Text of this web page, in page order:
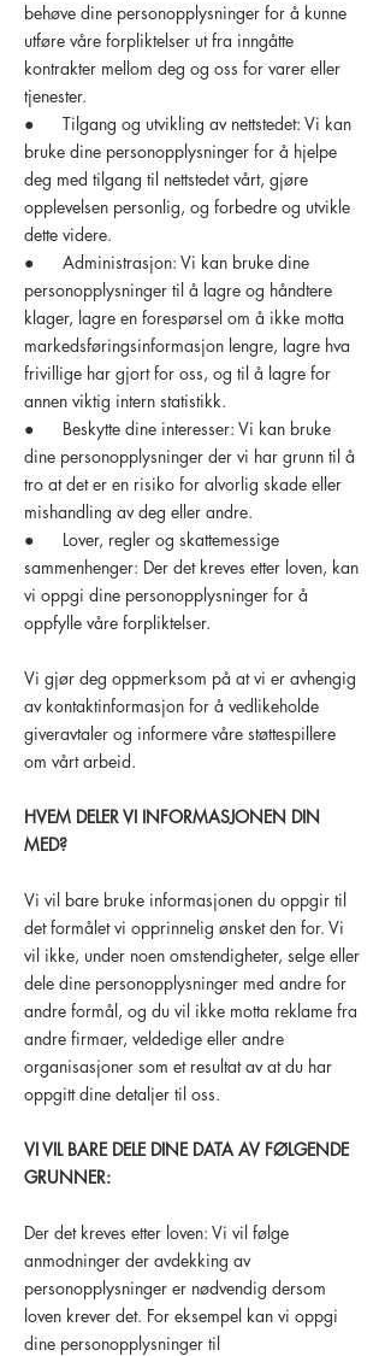
behøve dine personopplysninger for å kunne
utføre våre forpliktelser ut fra inngåtte
kontrakter mellom deg og oss for varer eller
tjenester.
● Tilgang og utvikling av nettstedet: Vi kan
bruke dine personopplysninger for å hjelpe
deg med tilgang til nettstedet vårt, gjøre
opplevelsen personlig, og forbedre og utvikle
dette videre.
● Administrasjon: Vi kan bruke dine
personopplysninger til å lagre og håndtere
klager, lagre en forespørsel om å ikke motta
markedsføringsinformasjon lengre, lagre hva
frivillige har gjort for oss, og til å lagre for
annen viktig intern statistikk.
● Beskytte dine interesser: Vi kan bruke
dine personopplysninger der vi har grunn til å
tro at det er en risiko for alvorlig skade eller
mishandling av deg eller andre.
● Lover, regler og skattemessige
sammenhenger: Der det kreves etter loven, kan
vi oppgi dine personopplysninger for å
oppfylle våre forpliktelser.
Vi gjør deg oppmerksom på at vi er avhengig
av kontaktinformasjon for å vedlikeholde
giveravtaler og informere våre støttespillere
om vårt arbeid.
HVEM DELER VI INFORMASJONEN DIN
MED?
Vi vil bare bruke informasjonen du oppgir til
det formålet vi opprinnelig ønsket den for. Vi
vil ikke, under noen omstendigheter, selge eller
dele dine personopplysninger med andre for
andre formål, og du vil ikke motta reklame fra
andre firmaer, veldedige eller andre
organisasjoner som et resultat av at du har
oppgitt dine detaljer til oss.
VI VIL BARE DELE DINE DATA AV FØLGENDE
GRUNNER:
Der det kreves etter loven: Vi vil følge
anmodninger der avdekking av
personopplysninger er nødvendig dersom
loven krever det. For eksempel kan vi oppgi
dine personopplysninger til